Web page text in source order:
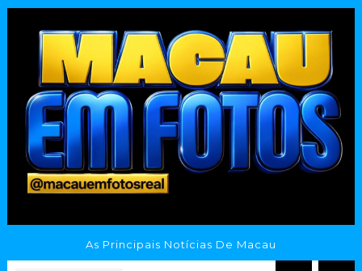
As Principais Notícias De Macau